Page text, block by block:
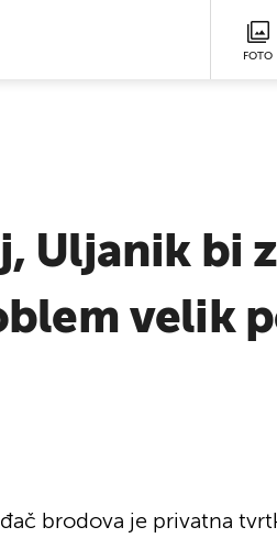
FOTO
Uljanik bi
velik
brodova je privatna